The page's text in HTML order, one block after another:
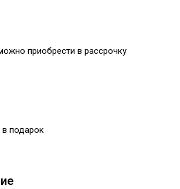
приобрести в рассрочку
в подарок